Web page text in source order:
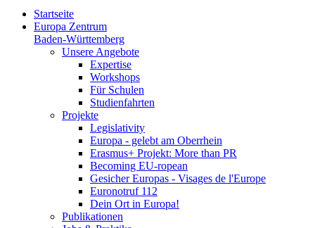
Startseite
Europa Zentrum
Baden-Württemberg
Unsere Angebote
Expertise
Workshops
Für Schulen
Studienfahrten
Projekte
Legislativity
Europa - gelebt am Oberrhein
Erasmus+ Projekt: More than PR
Becoming EU-ropean
Gesicher Europas - Visages de l'Europe
Euronotruf 112
Dein Ort in Europa!
Publikationen